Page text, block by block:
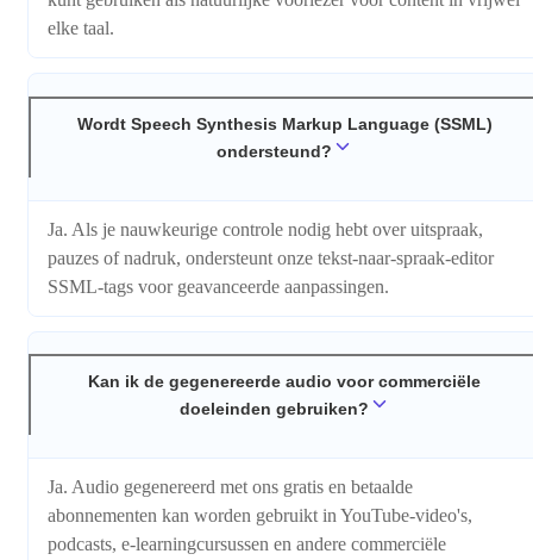
elke taal.
Wordt Speech Synthesis Markup Language (SSML)
ondersteund?
Ja. Als je nauwkeurige controle nodig hebt over uitspraak,
pauzes of nadruk, ondersteunt onze tekst-naar-spraak-editor
SSML-tags voor geavanceerde aanpassingen.
Kan ik de gegenereerde audio voor commerciële
doeleinden gebruiken?
Ja. Audio gegenereerd met ons gratis en betaalde
abonnementen kan worden gebruikt in YouTube-video's,
podcasts, e-learningcursussen en andere commerciële